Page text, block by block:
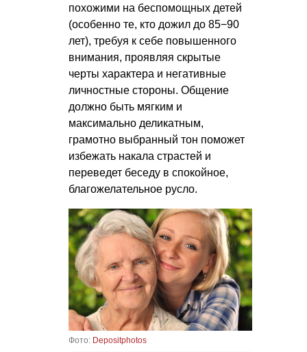
похожими на беспомощных детей
(особенно те, кто дожил до 85−90
лет), требуя к себе повышенного
внимания, проявляя скрытые
черты характера и негативные
личностные стороны. Общение
должно быть мягким и
максимально деликатным,
грамотно выбранный тон поможет
избежать накала страстей и
переведет беседу в спокойное,
благожелательное русло.
Фото: Depositphotos